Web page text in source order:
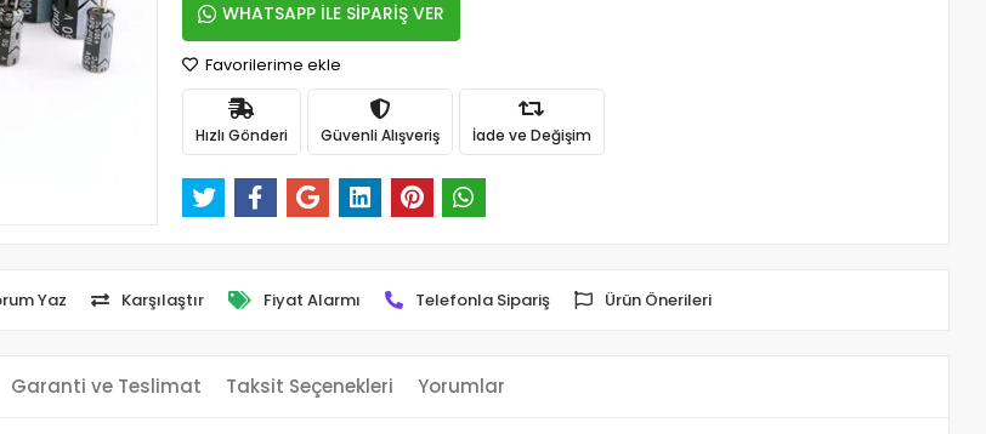
WHATSAPP İLE SİPARİŞ VER
Favorilerime ekle
Hızlı Gönderi Güvenli Alışveriş İade ve Değişim
Yaz Karşılaştır Fiyat Alarmı Telefonla Sipariş Ürün Önerileri
Garanti ve Teslimat Taksit Seçenekleri Yorumlar